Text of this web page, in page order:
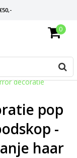
0
decoratie
pop
-
haar